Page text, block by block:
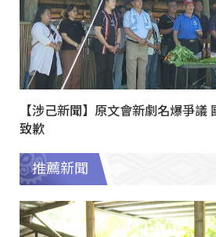
【涉己新聞】原文會新劇名爆爭
致歉
推薦新聞